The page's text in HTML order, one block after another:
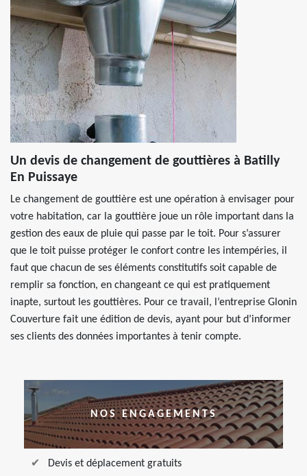
Un devis de changement de gouttières à Batilly
En Puissaye
Le changement de gouttière est une opération à envisager pour
votre habitation, car la gouttière joue un rôle important dans la
gestion des eaux de pluie qui passe par le toit. Pour s’assurer
que le toit puisse protéger le confort contre les intempéries, il
faut que chacun de ses éléments constitutifs soit capable de
remplir sa fonction, en changeant ce qui est pratiquement
inapte, surtout les gouttières. Pour ce travail, l’entreprise Glonin
Couverture fait une édition de devis, ayant pour but d’informer
ses clients des données importantes à tenir compte.
NOS ENGAGEMENTS
Devis et déplacement gratuits